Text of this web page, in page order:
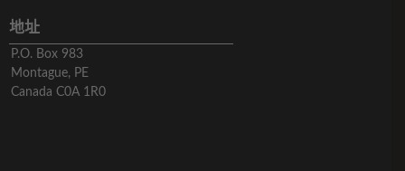
地址
P.O. Box 983
Montague, PE
Canada C0A 1R0